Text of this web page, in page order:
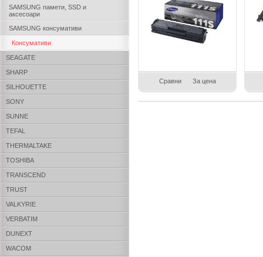
SAMSUNG памети, SSD и
аксесоари
SAMSUNG консумативи
Консумативи
SEAGATE
SHARP
SILHOUETTE
SONY
SUNNE
TEFAL
THERMALTAKE
TOSHIBA
TRANSCEND
TRUST
VALKYRIE
VERBATIM
DUNEXT
WACOM
Сравни За цена